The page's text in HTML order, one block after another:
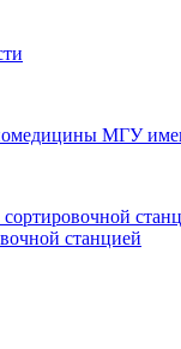
МГУ
сортировочной
станцией